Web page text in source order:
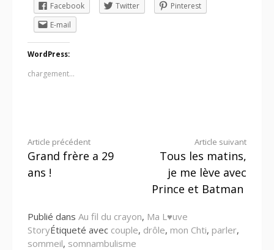
Facebook Twitter
Pinterest
E-mail
WordPress:
chargement…
Lire
la
Article précédent
Grand frère a 29
ans !
Article suivant
Tous les matins,
je me lève avec
Prince et Batman
Publié dans Au fil du crayon, Ma L♥uve
StoryÉtiqueté avec couple, drôle, mon Chti, parler,
sommeil, somnambulisme